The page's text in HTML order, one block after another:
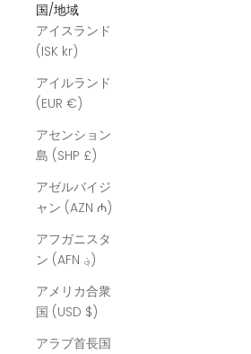
国/地域
アイスランド
(ISK kr)
アイルランド
(EUR €)
アセンション
島 (SHP £)
アゼルバイジ
ャン (AZN ₼)
アフガニスタ
ン (AFN ؋)
アメリカ合衆
国 (USD $)
アラブ首長国